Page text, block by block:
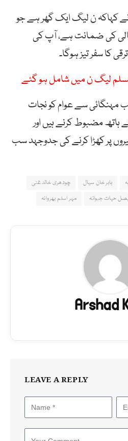
نے کہاکہ ن لیگ ایک گھر ہے جو
کی ضمانت ہے، آپ کی
کا سفر تیز ہوگا۔
لیگ ن میں شامل ہو گئے
مہنگائی سے عوام کو نجات
ہاتھ مضبوط کرنے ہیں اور
پر کھڑا کرنے کی جدوجہد سب
بابر خان سیال
چودھری خالدغنی
حیات جبوانہ مہر اسلم بھروانہ
Arshad
LEAVE A REPLY